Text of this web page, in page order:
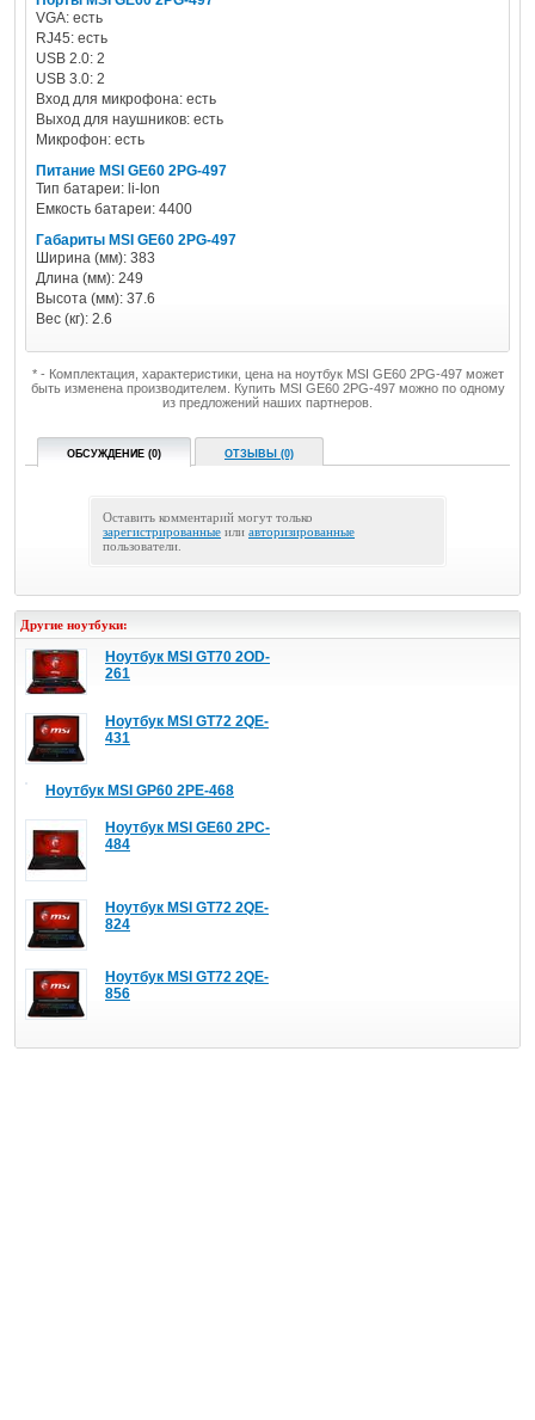
VGA: есть
RJ45: есть
USB 2.0: 2
USB 3.0: 2
Вход для микрофона: есть
Выход для наушников: есть
Микрофон: есть
Питание MSI GE60 2PG-497
Тип батареи: li-Ion
Емкость батареи: 4400
Габариты MSI GE60 2PG-497
Ширина (мм): 383
Длина (мм): 249
Высота (мм): 37.6
Вес (кг): 2.6
* - Комплектация, характеристики, цена на ноутбук MSI GE60 2PG-497 может
быть изменена производителем. Купить MSI GE60 2PG-497 можно по одному
из предложений наших партнеров.
ОБСУЖДЕНИЕ (0) ОТЗЫВЫ (0)
Оставить комментарий могут только
зарегистрированные или авторизированные
пользователи.
Другие ноутбуки:
Ноутбук MSI GT70 2OD-
261
Ноутбук MSI GT72 2QE-
431
Ноутбук MSI GP60 2PE-468
Ноутбук MSI GE60 2PC-
484
Ноутбук MSI GT72 2QE-
824
Ноутбук MSI GT72 2QE-
856